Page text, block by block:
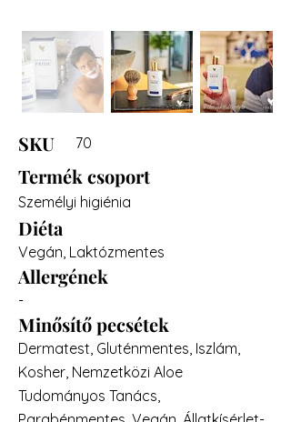
SKU 70
Termék csoport
Személyi higiénia
Diéta
Vegán, Laktózmentes
Allergének
-
Minősítő pecsétek
Dermatest, Gluténmentes, Iszlám,
Kosher, Nemzetközi Aloe
Tudományos Tanács,